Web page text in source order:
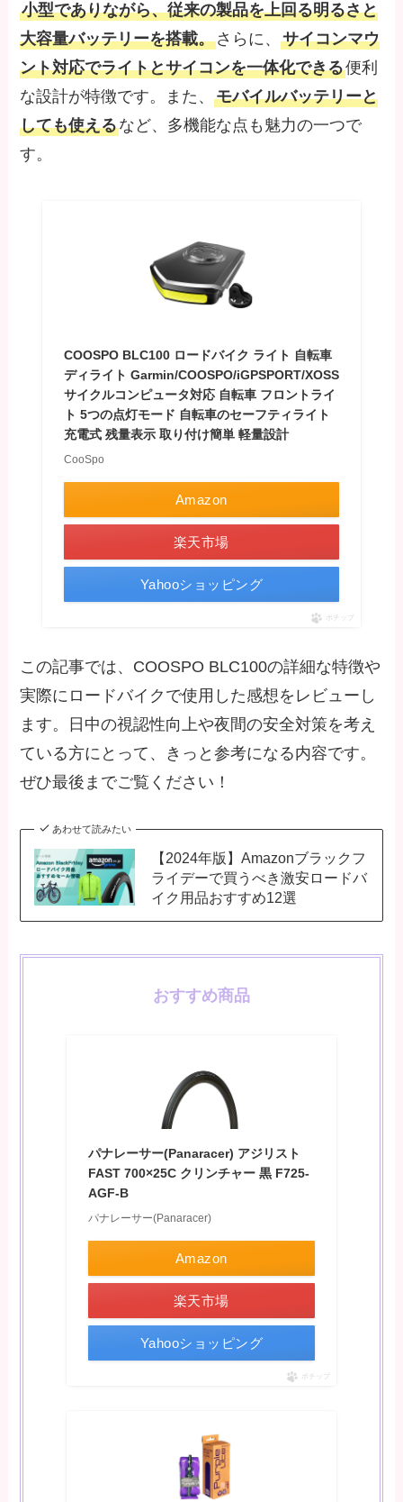
小型でありながら、従来の製品を上回る明るさと
大容量バッテリーを搭載。さらに、サイコンマウ
ント対応でライトとサイコンを一体化できる便利
な設計が特徴です。また、モバイルバッテリーと
しても使えるなど、多機能な点も魅力の一つで
す。
COOSPO BLC100 ロードバイク ライト 自転車
ディライト Garmin/COOSPO/iGPSPORT/XOSS
サイクルコンピュータ対応 自転車 フロントライ
ト 5つの点灯モード 自転車のセーフティライト
充電式 残量表示 取り付け簡単 軽量設計
CooSpo
Amazon
楽天市場
Yahooショッピング
ポチップ
この記事では、COOSPO BLC100の詳細な特徴や
実際にロードバイクで使用した感想をレビューし
ます。日中の視認性向上や夜間の安全対策を考え
ている方にとって、きっと参考になる内容です。
ぜひ最後までご覧ください！
あわせて読みたい
【2024年版】Amazonブラックフ
ライデーで買うべき激安ロードバ
イク用品おすすめ12選
おすすめ商品
パナレーサー(Panaracer) アジリスト
FAST 700×25C クリンチャー 黒 F725-
AGF-B
パナレーサー(Panaracer)
Amazon
楽天市場
Yahooショッピング
ポチップ